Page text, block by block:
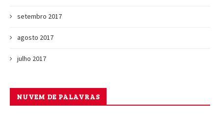
setembro 2017
agosto 2017
julho 2017
NUVEM DE PALAVRAS